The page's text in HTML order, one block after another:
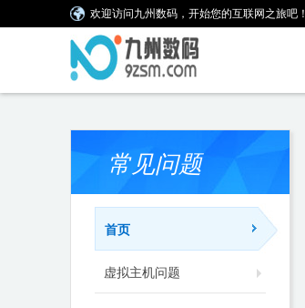
欢迎访问九州数码，开始您的互联网之旅吧！
常见问题
首页
虚拟主机问题